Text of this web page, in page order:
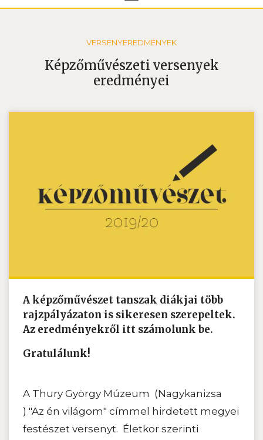
VERSENYEREDMÉNYEK
Képzőművészeti versenyek
eredményei
A képzőművészet tanszak diákjai több
rajzpályázaton is sikeresen szerepeltek.
Az eredményekről itt számolunk be.
Gratulálunk!
A Thury György Múzeum (Nagykanizsa
) "Az én világom" címmel hirdetett megyei
festészet versenyt. Életkor szerinti